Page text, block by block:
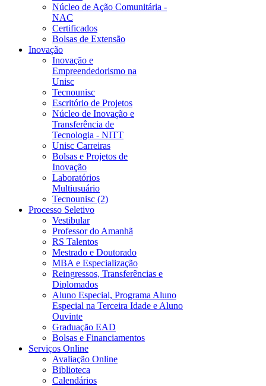
Núcleo de Ação Comunitária -
NAC
Certificados
Bolsas de Extensão
Inovação
Inovação e
Empreendedorismo na
Unisc
Tecnounisc
Escritório de Projetos
Núcleo de Inovação e
Transferência de
Tecnologia - NITT
Unisc Carreiras
Bolsas e Projetos de
Inovação
Laboratórios
Multiusuário
Tecnounisc (2)
Processo Seletivo
Vestibular
Professor do Amanhã
RS Talentos
Mestrado e Doutorado
MBA e Especialização
Reingressos, Transferências e
Diplomados
Aluno Especial, Programa Aluno
Especial na Terceira Idade e Aluno
Ouvinte
Graduação EAD
Bolsas e Financiamentos
Serviços Online
Avaliação Online
Biblioteca
Calendários